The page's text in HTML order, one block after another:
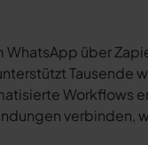
über
Tausende
Workflows
verbinden,